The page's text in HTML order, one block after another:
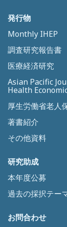
発行物
Monthly IHEP
調査研究報告書
医療経済研究
Asian Pacific
Health
厚生労働省老人
著書紹介
その他資料
研究助成
本年度公募
過去の採択テー
お問合わせ